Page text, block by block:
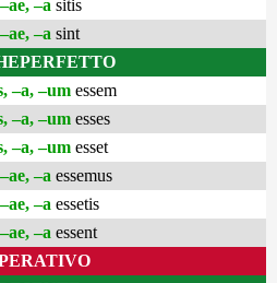
–a sitis
–a sint
–a, –um essem
–a, –um esses
–a, –um esset
–a essemus
–a essetis
–a essent